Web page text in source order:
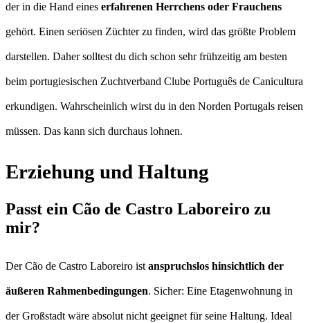
der in die Hand eines erfahrenen Herrchens oder Frauchens
gehört. Einen seriösen Züchter zu finden, wird das größte Problem
darstellen. Daher solltest du dich schon sehr frühzeitig am besten
beim portugiesischen Zuchtverband Clube Português de Canicultura
erkundigen. Wahrscheinlich wirst du in den Norden Portugals reisen
müssen. Das kann sich durchaus lohnen.
Erziehung und Haltung
Passt ein Cão de Castro Laboreiro zu
mir?
Der Cão de Castro Laboreiro ist anspruchslos hinsichtlich der
äußeren Rahmenbedingungen. Sicher: Eine Etagenwohnung in
der Großstadt wäre absolut nicht geeignet für seine Haltung. Ideal